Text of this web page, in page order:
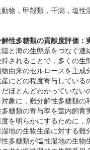
物，甲殻類，干潟，塩性
性多糖類の貢献度評価：
と海の生態系をつなぐ
されることで，多くの
由来のセルロースを主
にどの程度寄与してい
ほとんどわかっていな
象に，難分解性多糖類
糖類の寄与率を室内飼
を明らかにするために
地の生物生産に対する
多糖類が塩性湿地の生